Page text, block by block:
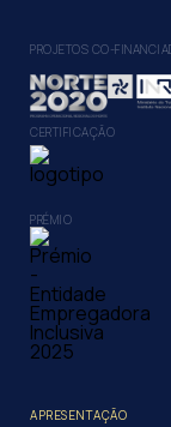
PROJETOS CO-
CERTIFICAÇÃO
PRÉMIO
APRESENTAÇÃO